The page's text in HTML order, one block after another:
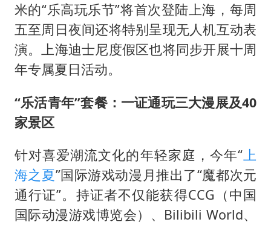
米的“乐高玩乐节”将首次登陆上海，每周
五至周日夜间还将特别呈现无人机互动表
演。上海迪士尼度假区也将同步开展十周
年专属夏日活动。
“乐活青年”套餐：一证通玩三大漫展及40
家景区
针对喜爱潮流文化的年轻家庭，今年“上
海之夏”国际游戏动漫月推出了“魔都次元
通行证”。持证者不仅能获得CCG（中国
国际动漫游戏博览会）、Bilibili World、